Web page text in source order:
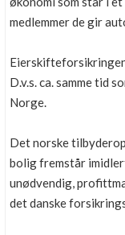
medlemmer de gir
D.v.s. ca. samme tid
Norge.
Det norske
bolig fremstår
unødvendig,
det danske